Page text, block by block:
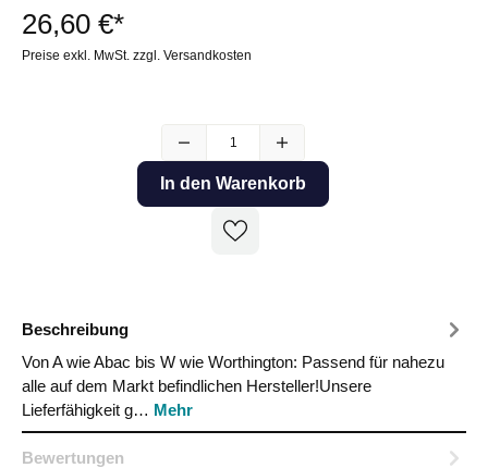
26,60 €*
Preise exkl. MwSt. zzgl. Versandkosten
In den Warenkorb
Beschreibung
Von A wie Abac bis W wie Worthington: Passend für nahezu
alle auf dem Markt befindlichen Hersteller!Unsere
Lieferfähigkeit g… Mehr
Bewertungen